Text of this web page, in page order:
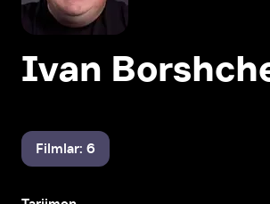
Ivan
Filmlar: 6